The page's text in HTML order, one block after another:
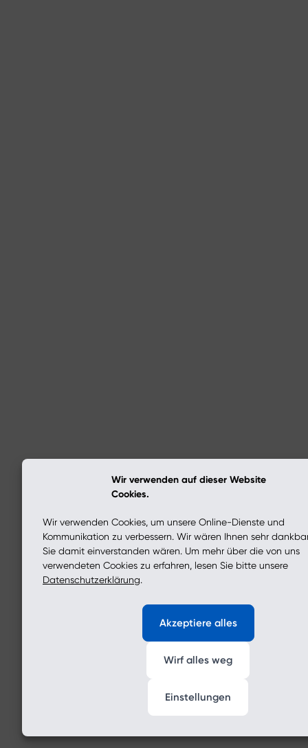
Wir verwenden auf dieser Website
Cookies.
Wir verwenden Cookies, um unsere Online-Dienste und
Kommunikation zu verbessern. Wir wären Ihnen sehr
Sie damit einverstanden wären. Um mehr über die von uns
verwendeten Cookies zu erfahren, lesen Sie bitte unsere
Datenschutzerklärung.
Akzeptiere alles
Wirf alles weg
Einstellungen